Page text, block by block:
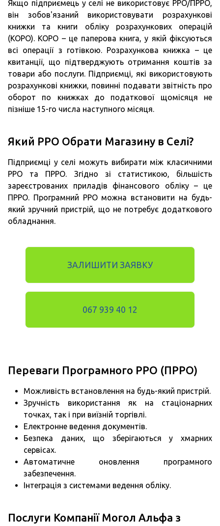
Якщо підприємець у селі не використовує РРО/ПРРО,
він зобов'язаний використовувати розрахункові
книжки та книги обліку розрахункових операцій
(КОРО). КОРО – це паперова книга, у якій фіксуються
всі операції з готівкою. Розрахункова книжка – це
квитанції, що підтверджують отримання коштів за
товари або послуги. Підприємці, які використовують
розрахункові книжки, повинні подавати звітність про
оборот по книжках до податкової щомісяця не
пізніше 15-го числа наступного місяця.
Який РРО Обрати Магазину в Селі?
Підприємці у селі можуть вибирати між класичними
РРО та ПРРО. Згідно зі статистикою, більшість
зареєстрованих приладів фінансового обліку – це
ПРРО. Програмний РРО можна встановити на будь-
який зручний пристрій, що не потребує додаткового
обладнання.
ЗАЛИШИТИ ЗАЯВКУ
067 939 40 12
Переваги Програмного РРО (ПРРО)
Можливість встановлення на будь-який пристрій.
Зручність використання як на стаціонарних
точках, так і при виїзній торгівлі.
Електронне ведення документів.
Безпека даних, що зберігаються у хмарних
сервісах.
Автоматичне оновлення програмного
забезпечення.
Інтеграція з системами ведення обліку.
Послуги Компанії Могол Альфа з